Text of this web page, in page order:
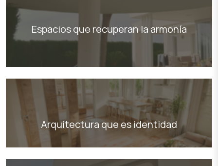
Espacios que recuperan la armonía
Arquitectura que es identidad